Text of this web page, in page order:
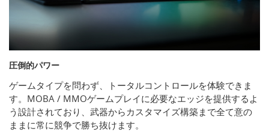
圧倒的パワー
ゲームタイプを問わず、トータルコントロールを体験できま
す。MOBA / MMOゲームプレイに必要なエッジを提供するよ
う設計されており、武器からカスタマイズ構築まで全て意の
ままに常に競争で勝ち抜けます。